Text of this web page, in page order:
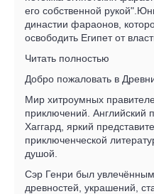
его собственной
династии фараонов,
освободить Египет от
Читать полностью
Добро пожаловать в
Мир хитроумных
приключений. Английский
Хаггард, яркий
приключенческой
душой.
Сэр Генри был
древностей, украшений,